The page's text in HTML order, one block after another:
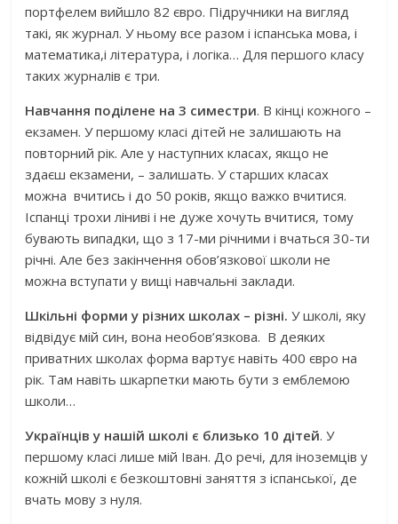
портфелем вийшло 82 євро. Підручники на вигляд
такі, як журнал. У ньому все разом і іспанська мова, і
математика,і література, і логіка… Для першого класу
таких журналів є три.
Навчання поділене на 3 симестри. В кінці кожного –
екзамен. У першому класі дітей не залишають на
повторний рік. Але у наступних класах, якщо не
здаєш екзамени, – залишать. У старших класах
можна вчитись і до 50 років, якщо важко вчитися.
Іспанці трохи ліниві і не дуже хочуть вчитися, тому
бувають випадки, що з 17-ми річними і вчаться 30-ти
річні. Але без закінчення обов’язкової школи не
можна вступати у вищі навчальні заклади.
Шкільні форми у різних школах – різні. У школі, яку
відвідує мій син, вона необов’язкова. В деяких
приватних школах форма вартує навіть 400 євро на
рік. Там навіть шкарпетки мають бути з емблемою
школи…
Українців у нашій школі є близько 10 дітей. У
першому класі лише мій Іван. До речі, для іноземців у
кожній школі є безкоштовні заняття з іспанської, де
вчать мову з нуля.